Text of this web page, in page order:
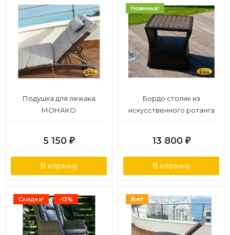
Подушка для лежака
МОНАКО
5 150 ₽
В корзину
Новинка!
Бордо столик из
искусственного ротанга
13 800 ₽
В корзину
Скидка! -13% Хит!